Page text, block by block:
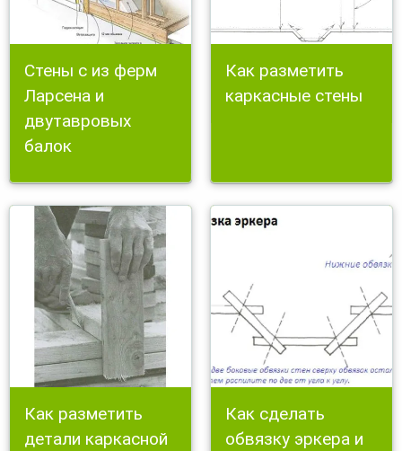
Стены с из ферм
Ларсена и
двутавровых
балок
Как разметить
каркасные стены
Как разметить
детали каркасной
Как сделать
обвязку эркера и